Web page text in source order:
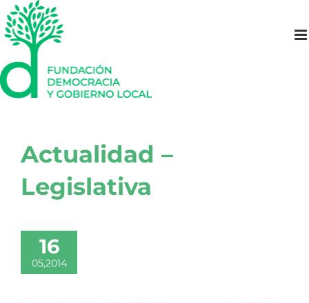
Saltar
al
contenido
Actualidad –
Legislativa
16
05,2014